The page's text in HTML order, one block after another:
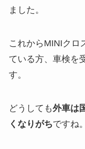
ました。
これからMINIクロ
ている方、車検を
す。
どうしても外車は
くなりがちですね。